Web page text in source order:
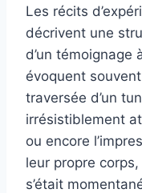
Les récits
décrivent une
d’un témoignage
évoquent
traversée d’un
irrésistiblement
ou encore
leur propre
s’était